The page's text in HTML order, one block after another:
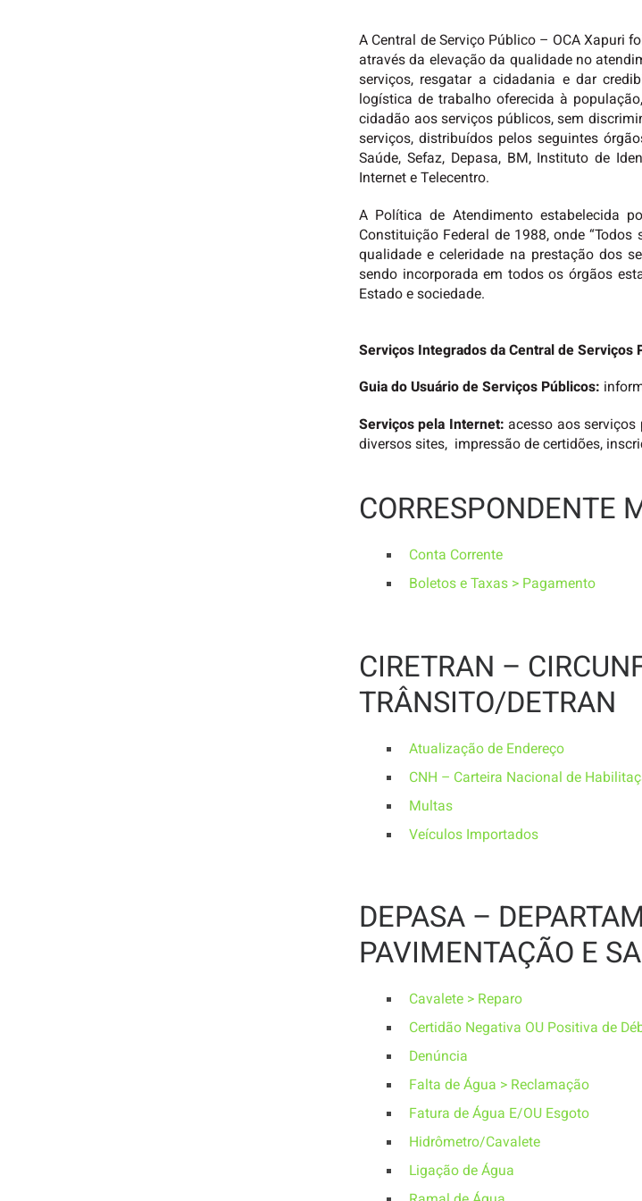
A Central de Serviço Público – OCA Xapuri
através da elevação da qualidade no
serviços, resgatar a cidadania e dar
logística de trabalho oferecida à
cidadão aos serviços públicos, sem
serviços, distribuídos pelos seguintes
Saúde, Sefaz, Depasa, BM, Instituto de
Internet e Telecentro.
A Política de Atendimento estabelecida
Constituição Federal de 1988, onde
qualidade e celeridade na prestação dos
sendo incorporada em todos os órgãos
Estado e sociedade.
Serviços Integrados da Central de Serviços
Guia do Usuário de Serviços Públicos:
Serviços pela Internet: acesso aos
diversos sites, impressão de certidões,
CORRESPONDENTE
Conta Corrente
Boletos e Taxas > Pagamento
CIRETRAN –
TRÂNSITO/DETRAN
Atualização de Endereço
CNH – Carteira Nacional de
Multas
Veículos Importados
DEPASA –
PAVIMENTAÇÃO E
Cavalete > Reparo
Certidão Negativa OU Positiva de
Denúncia
Falta de Água > Reclamação
Fatura de Água E/OU Esgoto
Hidrômetro/Cavalete
Ligação de Água